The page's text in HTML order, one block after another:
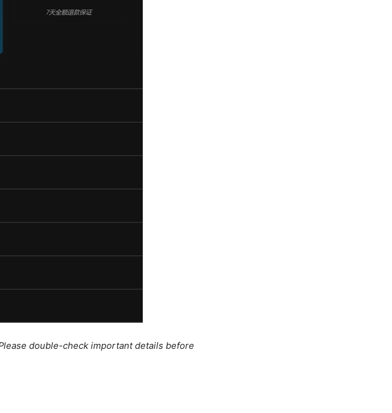
double-check important details before